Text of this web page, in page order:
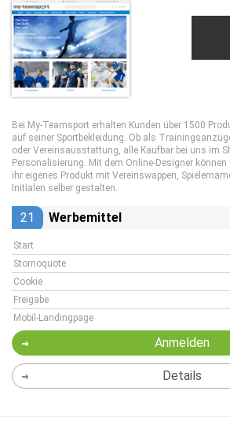
Bei My-Teamsport erhalten Kunden über 1500
auf seiner Sportbekleidung. Ob als
oder Vereinsausstattung, alle Kaufbar bei uns im
Personalisierung. Mit dem Online-Designer können
ihr eigenes Produkt mit Vereinswappen,
Initialen selber gestalten.
21 Werbemittel
Start
Stornoquote
Cookie
Freigabe
Mobil-Landingpage
Anmelden
Details